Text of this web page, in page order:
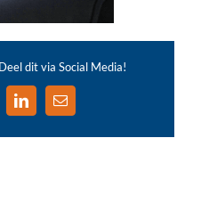
dit via Social Media!
LinkedIn
E-